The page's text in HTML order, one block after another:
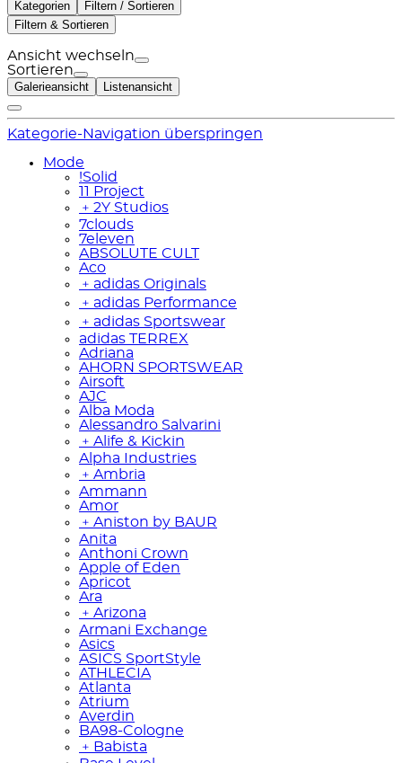
Kategorien
Filtern / Sortieren
Filtern & Sortieren
Ansicht wechseln
Sortieren
Galerieansicht Listenansicht
Kategorie-Navigation überspringen
Mode
!Solid
11 Project
﹢ 2Y Studios
7clouds
7eleven
ABSOLUTE CULT
Aco
﹢ adidas Originals
﹢ adidas Performance
﹢ adidas Sportswear
adidas TERREX
Adriana
AHORN SPORTSWEAR
Airsoft
AJC
Alba Moda
Alessandro Salvarini
﹢ Alife & Kickin
Alpha Industries
﹢ Ambria
Ammann
Amor
﹢ Aniston by BAUR
Anita
Anthoni Crown
Apple of Eden
Apricot
Ara
﹢ Arizona
Armani Exchange
Asics
ASICS SportStyle
ATHLECIA
Atlanta
Atrium
Averdin
BA98-Cologne
﹢ Babista